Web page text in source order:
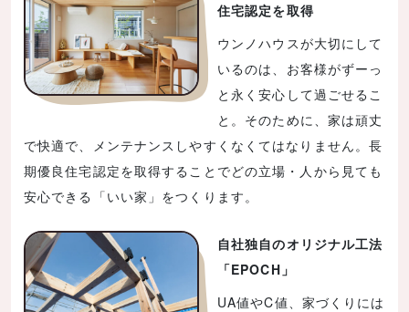
住宅認定を取得
ウンノハウスが大切にして
いるのは、お客様がずーっ
と永く安心して過ごせるこ
と。そのために、家は頑丈
で快適で、メンテナンスしやすくなくてはなりません。長
期優良住宅認定を取得することでどの立場・人から見ても
安心できる「いい家」をつくります。
自社独自のオリジナル工法
「EPOCH」
UA値やC値、家づくりには